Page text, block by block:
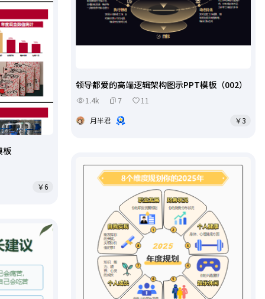
板
￥6
领导都爱的高端逻辑架构图示PPT模板（002）
1.4k 7
11
月半君
￥3